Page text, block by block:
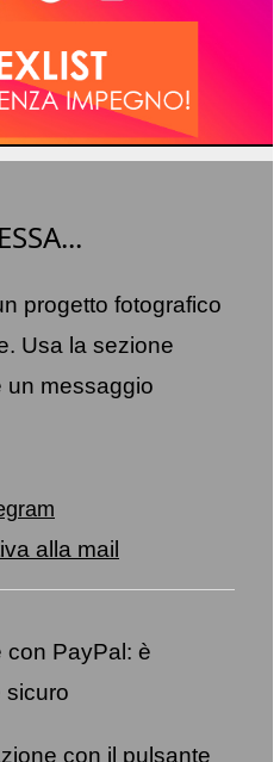
progetto fotografico
Usa la sezione
un messaggio
alla mail
con PayPal: è
sicuro